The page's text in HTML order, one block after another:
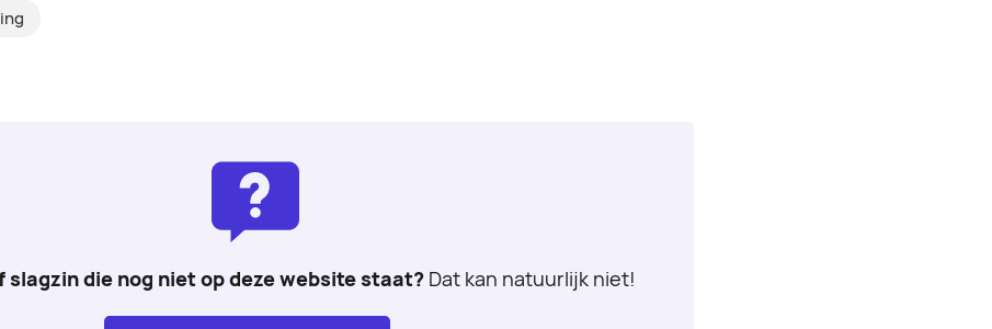
slagzin die nog niet op deze website staat?Dat kan natuurlijk niet!